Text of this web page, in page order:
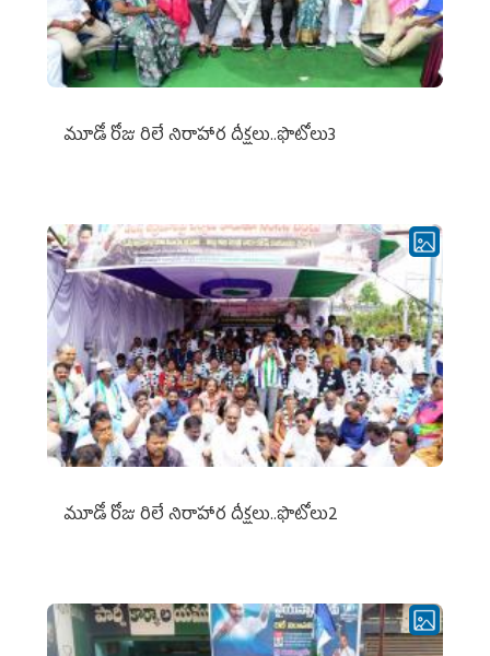
మూడో రోజు రిలే నిరాహార దీక్షలు..ఫొటోలు3
మూడో రోజు రిలే నిరాహార దీక్షలు..ఫొటోలు2